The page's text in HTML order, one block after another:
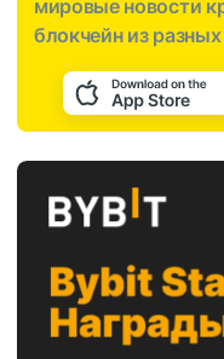
мировые новости
блокчейн из